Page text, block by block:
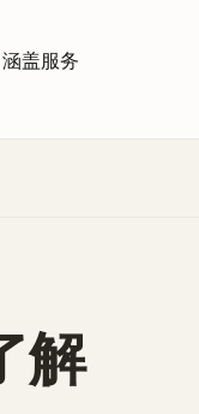
盖服务
解